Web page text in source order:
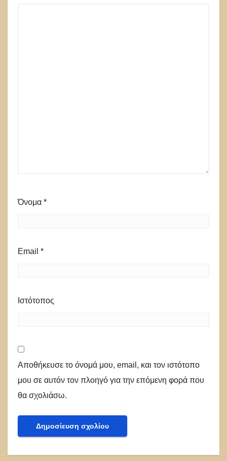
Όνομα *
Email *
Ιστότοπος
Αποθήκευσε το όνομά μου, email, και τον ιστότοπο
μου σε αυτόν τον πλοηγό για την επόμενη φορά που
θα σχολιάσω.